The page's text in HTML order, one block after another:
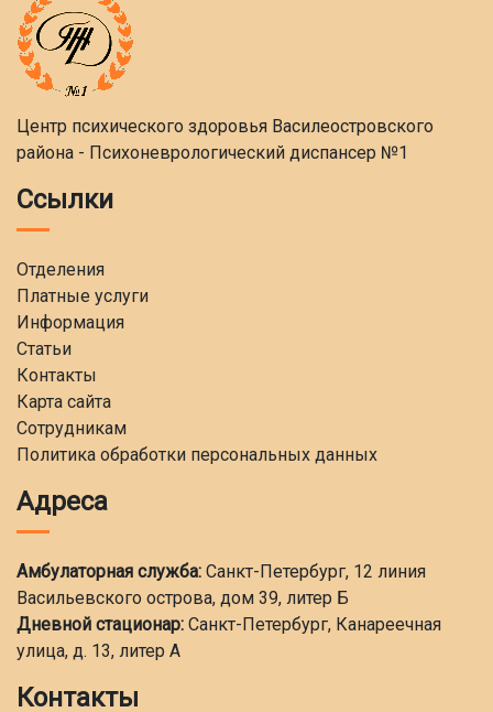
Центр психического здоровья Василеостровского
района - Психоневрологический диспансер №1
Ссылки
Отделения
Платные услуги
Информация
Статьи
Контакты
Карта сайта
Сотрудникам
Политика обработки персональных данных
Адреса
Амбулаторная служба: Санкт-Петербург, 12 линия
Васильевского острова, дом 39, литер Б
Дневной стационар: Санкт-Петербург, Канареечная
улица, д. 13, литер А
Контакты